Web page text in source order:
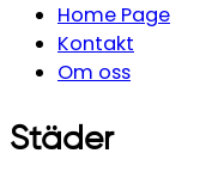
Home Page
Kontakt
Om oss
Städer